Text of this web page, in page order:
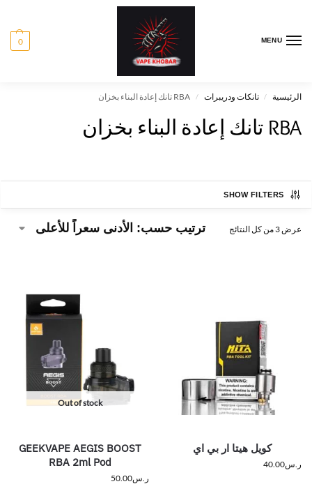
MENU
0
الرئيسية / تانكات ودريبرات / RBA تانك إعادة البناء بخزان
RBA تانك إعادة البناء بخزان
SHOW FILTERS
عرض ⁦3⁩ من كل النتائج
كويل هيتا ار بي اي
ر.س40.00
Out of stock
GEEKVAPE AEGIS BOOST
RBA 2ml Pod
ر.س50.00